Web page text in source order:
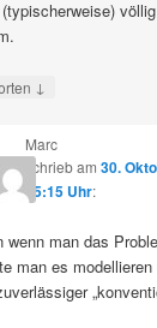
↓
Marc
schriebam 30.
15:15 Uhr:
wenn man das
man es